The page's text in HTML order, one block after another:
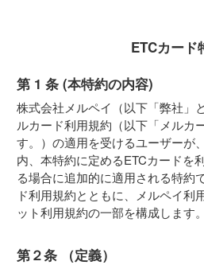
ETCカード
第 1 条 (本特約の内容)
株式会社メルペイ（以下「弊社」
ルカード利用規約（以下「メルカ
す。）の適用を受けるユーザーが
内、本特約に定めるETCカードを
る場合に追加的に適用される特約
ド利用規約とともに、メルペイ利
ット利用規約の一部を構成します。
第２条 （定義）